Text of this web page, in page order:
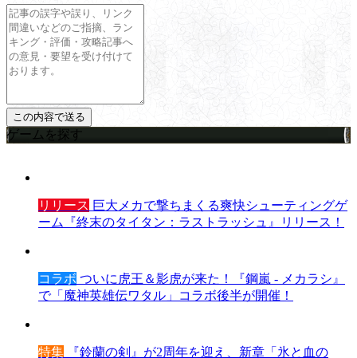
ゲームを探す
リリース 巨大メカで撃ちまくる爽快シューティングゲ
ーム『終末のタイタン：ラストラッシュ』リリース！
コラボ ついに虎王＆影虎が来た！『鋼嵐 - メカラシ』
で「魔神英雄伝ワタル」コラボ後半が開催！
特集 『鈴蘭の剣』が2周年を迎え、新章「氷と血の